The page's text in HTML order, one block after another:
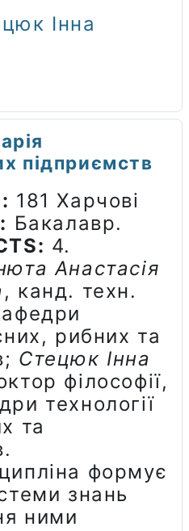
Інна
підприємств
181 Харчові
Бакалавр.
4.
Анастасія
, канд. техн.
рибних та
Стецюк Інна
філософії,
технології
та
формує
знань
ними